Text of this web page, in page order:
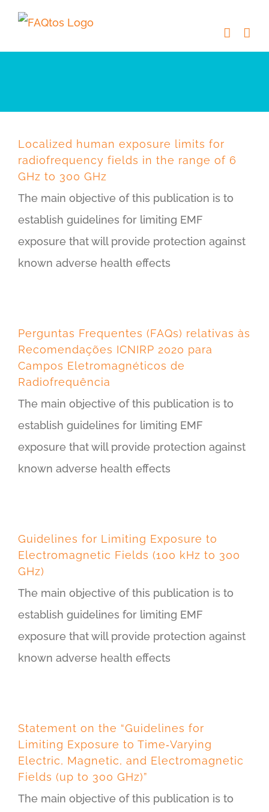
Skip
content
Localized human exposure limits for
radiofrequency fields in the range of 6
GHz to 300 GHz
The main objective of this publication is to
establish guidelines for limiting EMF
exposure that will provide protection against
known adverse health effects
Perguntas Frequentes (FAQs) relativas às
Recomendações ICNIRP 2020 para
Campos Eletromagnéticos de
Radiofrequência
The main objective of this publication is to
establish guidelines for limiting EMF
exposure that will provide protection against
known adverse health effects
Guidelines for Limiting Exposure to
Electromagnetic Fields (100 kHz to 300
GHz)
The main objective of this publication is to
establish guidelines for limiting EMF
exposure that will provide protection against
known adverse health effects
Statement on the “Guidelines for
Limiting Exposure to Time‐Varying
Electric, Magnetic, and Electromagnetic
Fields (up to 300 GHz)”
The main objective of this publication is to